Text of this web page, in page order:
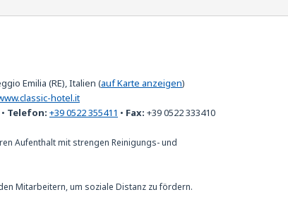
Emilia (RE), Italien (auf Karte anzeigen)
hotel.it
• Telefon: +39 0522 355411 • Fax: +39 0522 333410
Aufenthalt mit strengen Reinigungs- und
Mitarbeitern, um soziale Distanz zu fördern.